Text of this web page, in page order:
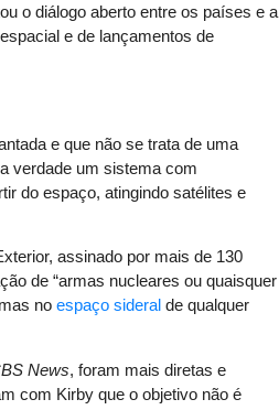
o diálogo aberto entre os países e a
e de lançamentos de
e que não se trata de uma
verdade um sistema com
do espaço, atingindo satélites e
assinado por mais de 130
de “armas nucleares ou quaisquer
no espaço sideral de qualquer
News, foram mais diretas e
com Kirby que o objetivo não é